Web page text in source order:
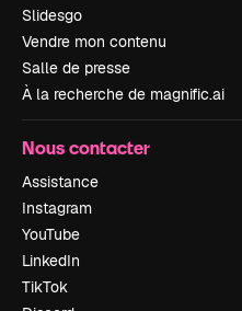
Slidesgo
Vendre mon contenu
Salle de presse
À la recherche de magnific.ai
Nous contacter
Assistance
Instagram
YouTube
LinkedIn
TikTok